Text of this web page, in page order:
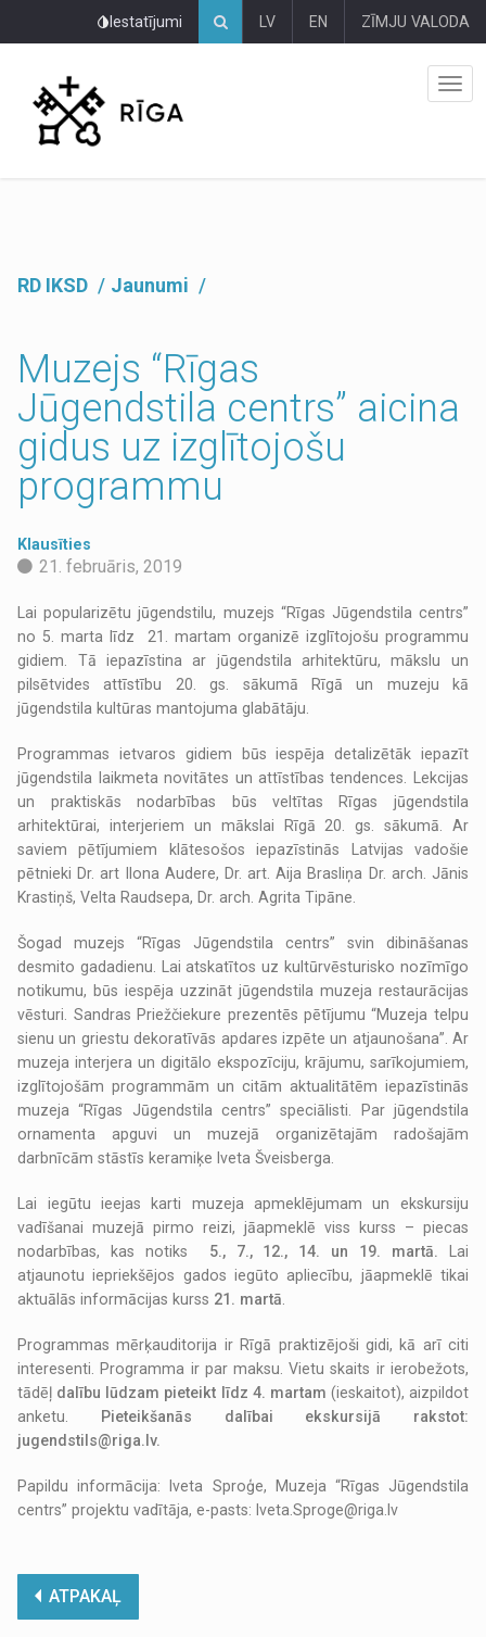
Iestatījumi LV EN ZĪMJU VALODA
RD IKSD Jaunumi
Muzejs “Rīgas
Jūgendstila centrs” aicina
gidus uz izglītojošu
programmu
Klausīties
21. februāris, 2019
Lai popularizētu jūgendstilu, muzejs “Rīgas Jūgendstila centrs”
no 5. marta līdz 21. martam organizē izglītojošu programmu
gidiem. Tā iepazīstina ar jūgendstila arhitektūru, mākslu un
pilsētvides attīstību 20. gs. sākumā Rīgā un muzeju kā
jūgendstila kultūras mantojuma glabātāju.
Programmas ietvaros gidiem būs iespēja detalizētāk iepazīt
jūgendstila laikmeta novitātes un attīstības tendences. Lekcijas
un praktiskās nodarbības būs veltītas Rīgas jūgendstila
arhitektūrai, interjeriem un mākslai Rīgā 20. gs. sākumā. Ar
saviem pētījumiem klātesošos iepazīstinās Latvijas vadošie
pētnieki Dr. art Ilona Audere, Dr. art. Aija Brasliņa Dr. arch. Jānis
Krastiņš, Velta Raudsepa, Dr. arch. Agrita Tipāne.
Šogad muzejs “Rīgas Jūgendstila centrs” svin dibināšanas
desmito gadadienu. Lai atskatītos uz kultūrvēsturisko nozīmīgo
notikumu, būs iespēja uzzināt jūgendstila muzeja restaurācijas
vēsturi. Sandras Priežčiekure prezentēs pētījumu “Muzeja telpu
sienu un griestu dekoratīvās apdares izpēte un atjaunošana”. Ar
muzeja interjera un digitālo ekspozīciju, krājumu, sarīkojumiem,
izglītojošām programmām un citām aktualitātēm iepazīstinās
muzeja “Rīgas Jūgendstila centrs” speciālisti. Par jūgendstila
ornamenta apguvi un muzejā organizētajām radošajām
darbnīcām stāstīs keramiķe Iveta Šveisberga.
Lai iegūtu ieejas karti muzeja apmeklējumam un ekskursiju
vadīšanai muzejā pirmo reizi, jāapmeklē viss kurss – piecas
nodarbības, kas notiks
5., 7., 12., 14. un 19. martā.
Lai
atjaunotu iepriekšējos gados iegūto apliecību, jāapmeklē tikai
aktuālās informācijas kurss 21. martā
Programmas mērķauditorija ir Rīgā praktizējoši gidi, kā arī citi
interesenti. Programma ir par maksu. Vietu skaits ir ierobežots,
tādēļ dalību lūdzam pieteikt līdz 4. martam (ieskaitot), aizpildot
anketu.
Pieteikšanās dalībai ekskursijā rakstot:
jugendstils@riga.lv.
Papildu informācija: Iveta Sproģe, Muzeja “Rīgas Jūgendstila
centrs” projektu vadītāja, e-pasts: Iveta.Sproge@riga.lv
ATPAKAĻ